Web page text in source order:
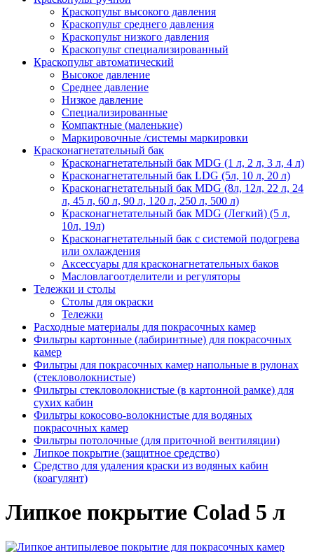
Краскопульт высокого давления
Краскопульт среднего давления
Краскопульт низкого давления
Краскопульт специализированный
Краскопульт автоматический
Высокое давление
Среднее давление
Низкое давление
Специализированные
Компактные (маленькие)
Маркировочные /системы маркировки
Красконагнетательный бак
Красконагнетательный бак MDG (1 л, 2 л, 3 л, 4 л)
Красконагнетательный бак LDG (5л, 10 л, 20 л)
Красконагнетательный бак MDG (8л, 12л, 22 л, 24
л, 45 л, 60 л, 90 л, 120 л, 250 л, 500 л)
Красконагнетательный бак MDG (Легкий) (5 л,
10л, 19л)
Красконагнетательный бак с системой подогрева
или охлаждения
Аксессуары для красконагнетательных баков
Масловлагоотделители и регуляторы
Тележки и столы
Столы для окраски
Тележки
Расходные материалы для покрасочных камер
Фильтры картонные (лабиринтные) для покрасочных
камер
Фильтры для покрасочных камер напольные в рулонах
(стекловолокнистые)
Фильтры стекловолокнистые (в картонной рамке) для
сухих кабин
Фильтры кокосово-волокнистые для водяных
покрасочных камер
Фильтры потолочные (для приточной вентиляции)
Липкое покрытие (защитное средство)
Средство для удаления краски из водяных кабин
(коагулянт)
Липкое покрытие Colad 5 л